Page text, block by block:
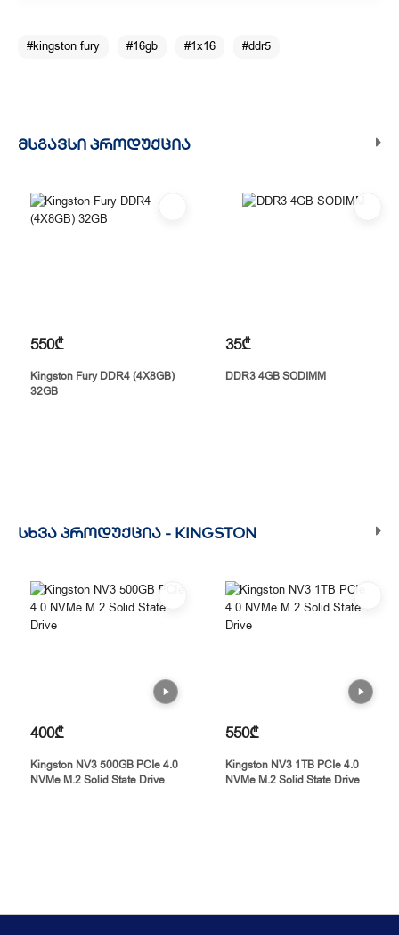
#kingston fury #16gb #1x16 #ddr5
ᲛᲡᲒᲐᲕᲡᲘ ᲞᲠᲝᲓᲣᲥᲪᲘᲐ
550₾
Kingston Fury DDR4 (4X8GB)
32GB
35₾
DDR3 4GB SODIMM
ᲡᲮᲕᲐ ᲞᲠᲝᲓᲣᲥᲪᲘᲐ - KINGSTON
400₾
Kingston NV3 500GB PCIe 4.0
NVMe M.2 Solid State Drive
550₾
Kingston NV3 1TB PCIe 4.0
NVMe M.2 Solid State Drive